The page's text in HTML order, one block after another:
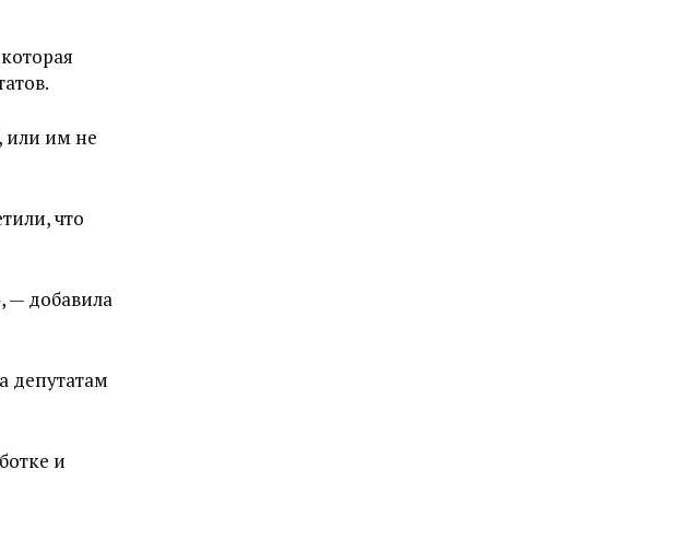
или им не
что
— добавила
депутатам
и